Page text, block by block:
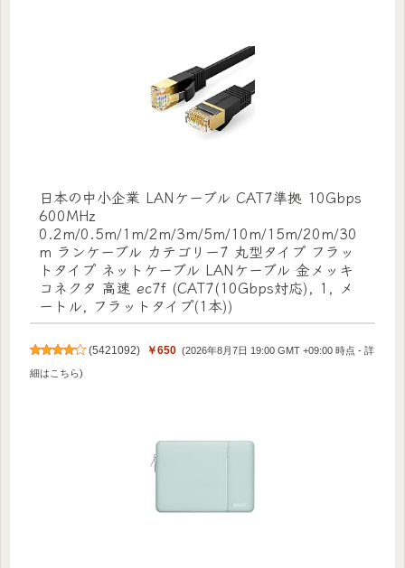
日本の中小企業 LANケーブル CAT7準拠 10Gbps
600MHz
0.2m/0.5m/1m/2m/3m/5m/10m/15m/20m/30
m ランケーブル カテゴリー7 丸型タイプ フラッ
トタイプ ネットケーブル LANケーブル 金メッキ
コネクタ 高速 ec7f (CAT7(10Gbps対応), 1, メ
ートル, フラットタイプ(1本))
(5421092) ￥650 (2026年8月7日 19:00 GMT +09:00 時点 -詳
細はこちら)